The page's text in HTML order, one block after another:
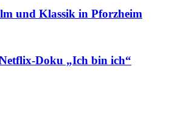
und Klassik in Pforzheim
Doku „Ich bin ich“